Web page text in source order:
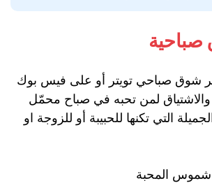
شوق صباحي تويتر أو على فيس بوك
والاشتياق لمن تحبه في صباح محمّل
التي تكنها للحبيبة أو للزوجة او
شموس المحبة